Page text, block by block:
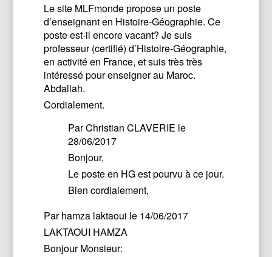
Le site MLFmonde propose un poste
d’enseignant en Histoire-Géographie. Ce
poste est-il encore vacant? Je suis
professeur (certifié) d’Histoire-Géographie,
en activité en France, et suis très très
intéressé pour enseigner au Maroc.
Abdallah.
Cordialement.
ParChristian CLAVERIE le
28/06/2017
Bonjour,
Le poste en HG est pourvu à ce jour.
Bien cordialement,
Parhamza laktaoui le 14/06/2017
LAKTAOUI HAMZA
Bonjour Monsieur: